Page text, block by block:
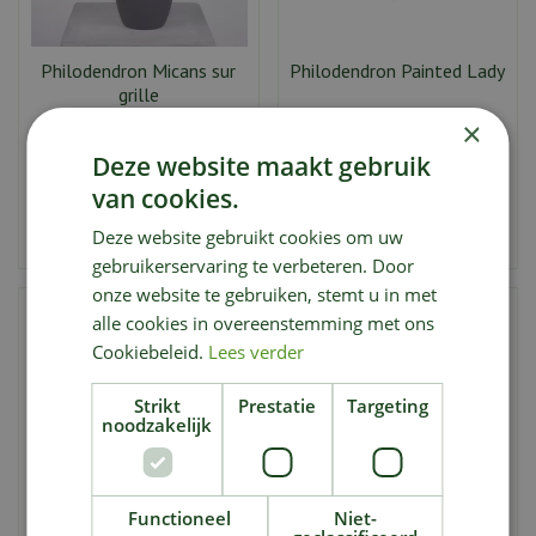
Philodendron Micans sur
grille
Comparer
Philodendron Painted Lady
Comparer
×
Deze website maakt gebruik
van cookies.
Deze website gebruikt cookies om uw
gebruikerservaring te verbeteren. Door
onze website te gebruiken, stemt u in met
alle cookies in overeenstemming met ons
Cookiebeleid. Lees verder
Strikt
noodzakelijk
Prestatie Targeting
Functioneel
Niet-